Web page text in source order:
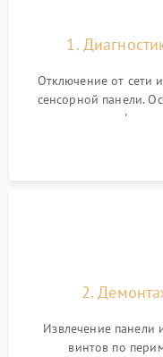
1.
Отключение от сети
сенсорной панели.
проверка
клиента о
2.
Извлечение панели
винтов по